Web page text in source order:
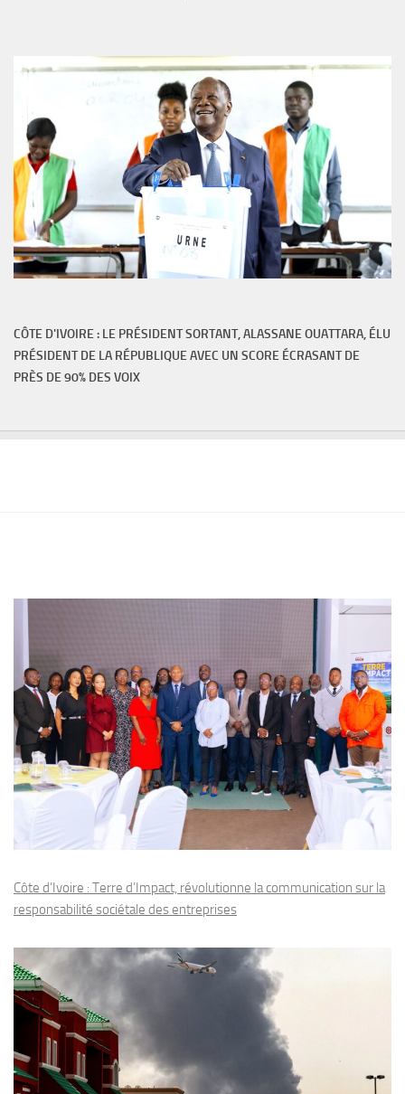
CÔTE D'IVOIRE : LE PRÉSIDENT SORTANT, ALASSANE OUATTARA, ÉLU
PRÉSIDENT DE LA RÉPUBLIQUE AVEC UN SCORE ÉCRASANT DE
PRÈS DE 90% DES VOIX
Côte d’Ivoire : Terre d’Impact, révolutionne la communication sur la
responsabilité sociétale des entreprises